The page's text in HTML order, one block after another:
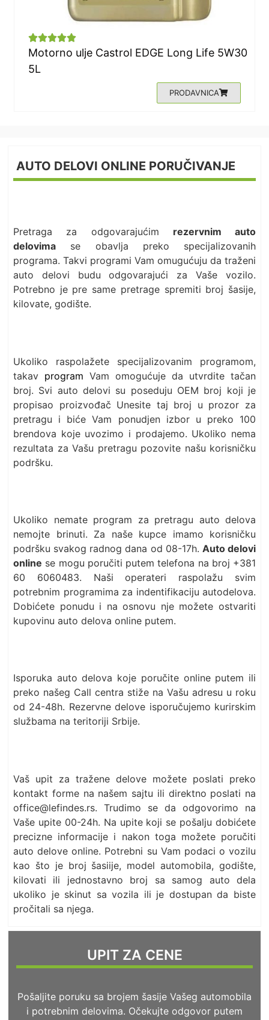

Motorno ulje Castrol EDGE Long Life 5W30
5L
PRODAVNICA
AUTO DELOVI ONLINE PORUČIVANJE
Pretraga za odgovarajućim rezervnim auto
delovima se obavlja preko specijalizovanih
programa. Takvi programi Vam omugućuju da traženi
auto delovi budu odgovarajući za Vaše vozilo.
Potrebno je pre same pretrage spremiti broj šasije,
kilovate, godište.
Ukoliko raspolažete specijalizovanim programom,
takav program Vam omogućuje da utvrdite tačan
broj. Svi auto delovi su poseduju OEM broj koji je
propisao proizvođač Unesite taj broj u prozor za
pretragu i biće Vam ponudjen izbor u preko 100
brendova koje uvozimo i prodajemo. Ukoliko nema
rezultata za Vašu pretragu pozovite našu korisničku
podršku.
Ukoliko nemate program za pretragu auto delova
nemojte brinuti. Za naše kupce imamo korisničku
podršku svakog radnog dana od 08-17h. Auto delovi
online se mogu poručiti putem telefona na broj +381
60 6060483. Naši operateri raspolažu svim
potrebnim programima za indentifikaciju autodelova.
Dobićete ponudu i na osnovu nje možete ostvariti
kupovinu auto delova online putem.
Isporuka auto delova koje poručite online putem ili
preko našeg Call centra stiže na Vašu adresu u roku
od 24-48h. Rezervne delove isporučujemo kurirskim
službama na teritoriji Srbije.
Vaš upit za tražene delove možete poslati preko
kontakt forme na našem sajtu ili direktno poslati na
office@lefindes.rs. Trudimo se da odgovorimo na
Vaše upite 00-24h. Na upite koji se pošalju dobićete
precizne informacije i nakon toga možete poručiti
auto delove online. Potrebni su Vam podaci o vozilu
kao što je broj šasiije, model automobila, godište,
kilovati ili jednostavno broj sa samog auto dela
ukoliko je skinut sa vozila ili je dostupan da biste
pročitali sa njega.
UPIT ZA CENE
Pošaljite poruku sa brojem šasije Vašeg automobila
i potrebnim delovima. Očekujte odgovor putem